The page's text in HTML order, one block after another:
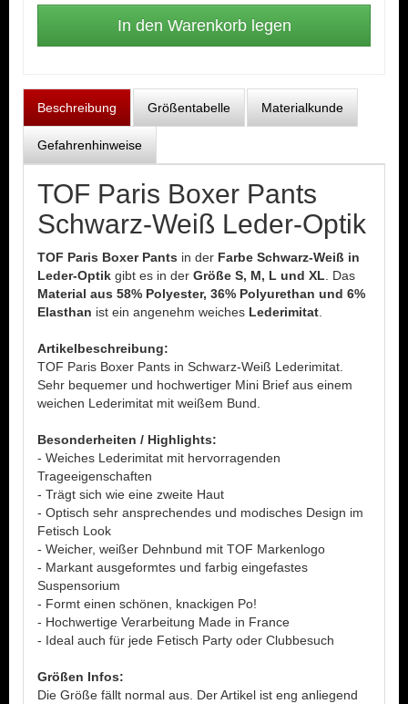
Beschreibung Größentabelle Materialkunde
Gefahrenhinweise
TOF Paris Boxer Pants
Schwarz-Weiß Leder-Optik
TOF Paris Boxer Pants in der Farbe Schwarz-Weiß in
Leder-Optik gibt es in der Größe S, M, L und XL . Das
Material aus 58% Polyester, 36% Polyurethan und 6%
Elasthan ist ein angenehm weiches Lederimitat
Artikelbeschreibung:
TOF Paris Boxer Pants in Schwarz-Weiß Lederimitat.
Sehr bequemer und hochwertiger Mini Brief aus einem
weichen Lederimitat mit weißem Bund.
Besonderheiten / Highlights:
- Weiches Lederimitat mit hervorragenden
Trageeigenschaften
- Trägt sich wie eine zweite Haut
- Optisch sehr ansprechendes und modisches Design im
Fetisch Look
- Weicher, weißer Dehnbund mit TOF Markenlogo
- Markant ausgeformtes und farbig eingefastes
Suspensorium
- Formt einen schönen, knackigen Po!
- Hochwertige Verarbeitung Made in France
- Ideal auch für jede Fetisch Party oder Clubbesuch
Größen Infos:
Die Größe fällt normal aus. Der Artikel ist eng anliegend